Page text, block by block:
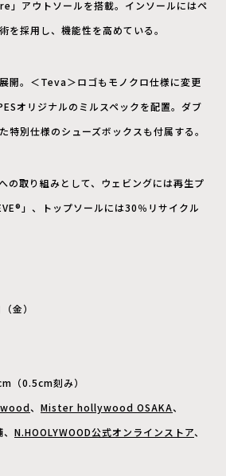
」アウトソールを搭載。インソールにはペ
を採用し、機能性を高めている。
開。＜Teva＞ロゴもモノクロ仕様に変更
オリジナルのミルスペックを配置。ダブ
特別仕様のシューズボックスも付属する。
の取り組みとして、ウェビングには再生プ
」、トップソールには30％リサイクル
金）
（0.5cm刻み）
、 Mister hollywood OSAKA、
N.HOOLYWOOD公式オンラインストア、